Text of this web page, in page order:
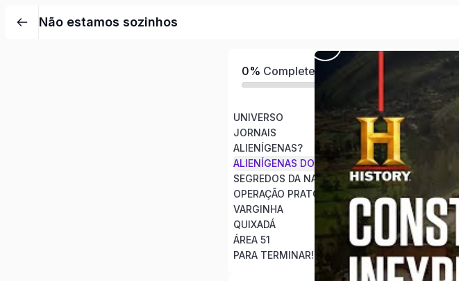
para
Não estamos sozinhos
0% Completed
UNIVERSO
JORNAIS
ALIENÍGENAS?
ALIENÍGENAS DO PASSADO
SEGREDOS DA NASA
OPERAÇÃO PRATO
VARGINHA
QUIXADÁ
ÁREA 51
PARA TERMINAR!